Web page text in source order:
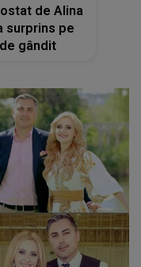
de Alina
surprins pe
gândit